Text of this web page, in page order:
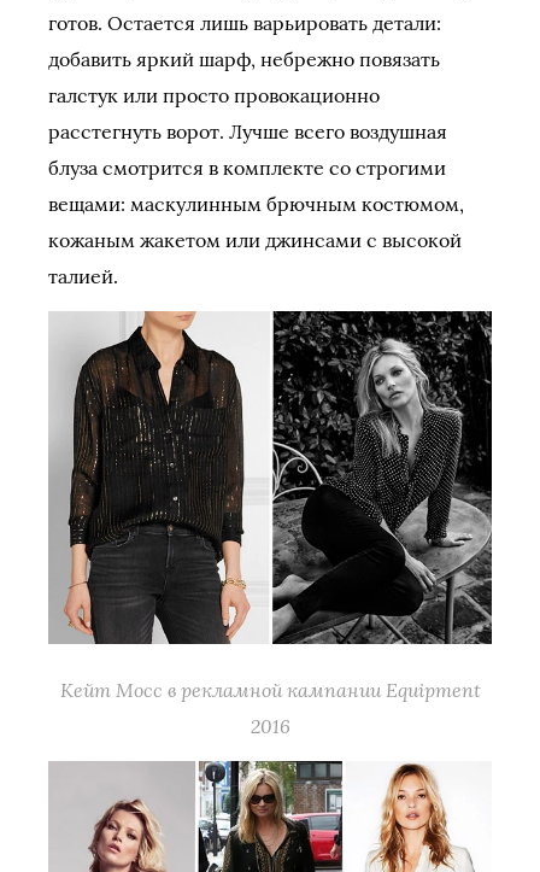
готов. Остается лишь варьировать детали:
добавить яркий шарф, небрежно повязать
галстук или просто провокационно
расстегнуть ворот. Лучше всего воздушная
блуза смотрится в комплекте со строгими
вещами: маскулинным брючным костюмом,
кожаным жакетом или джинсами с высокой
талией.
Кейт Мосс в рекламной кампании Equipment
2016